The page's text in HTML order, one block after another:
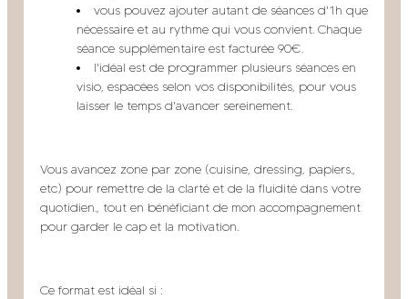
vous pouvez ajouter autant de séances d'1h que
nécessaire et au rythme qui vous convient. Chaque
séance supplémentaire est facturée 90€.
l'idéal est de programmer plusieurs séances en
visio, espacées selon vos disponibilités, pour vous
laisser le temps d'avancer sereinement.
Vous avancez zone par zone (cuisine, dressing, papiers.,
etc) pour remettre de la clarté et de la fluidité dans votre
quotidien., tout en bénéficiant de mon accompagnement
pour garder le cap et la motivation.
Ce format est idéal si :